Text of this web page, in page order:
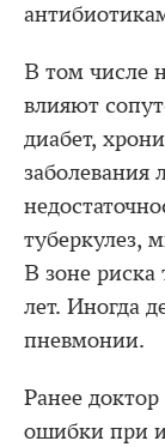
В том числе
влияют
диабет,
заболевания
туберкулез,
В зоне риска
лет. Иногда
пневмонии.
Ранее
ошибки при